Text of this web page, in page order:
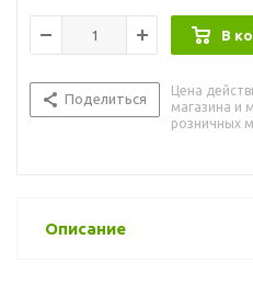
В
Поделиться
Цена
магазина и
розничных
Описание